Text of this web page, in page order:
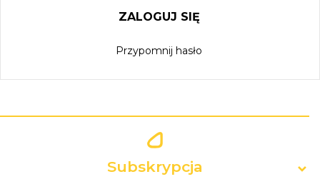
ZALOGUJ SIĘ
Przypomnij hasło
Subskrypcja